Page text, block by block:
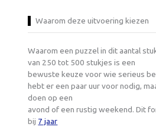
Waarom deze uitvoering kiezen
Waarom een puzzel in dit aantal
van 250 tot 500 stukjes is een
bewuste keuze voor wie serieus
hebt er een paar uur voor nodig,
doen op een
avond of een rustig weekend. Dit
bij 7 jaar